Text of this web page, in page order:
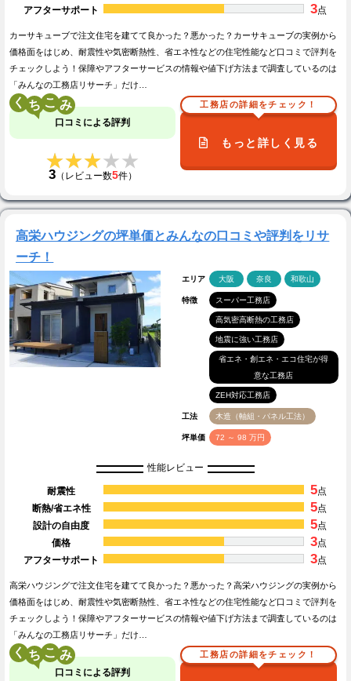
アフターサポート
3点
カーサキューブで注文住宅を建てて良かった？悪かった？カーサキューブの実例から
価格面をはじめ、耐震性や気密断熱性、省エネ性などの住宅性能など口コミで評判を
チェックしよう！保障やアフターサービスの情報や値下げ方法まで調査しているのは
「みんなの工務店リサーチ」だけ…
く こ
口コミによる評判
★★★★★
★★★★★
3（レビュー数5件）
工務店の詳細をチェック！
もっと詳しく見る
高栄ハウジングの坪単価とみんなの口コミや評判をリサ
ーチ！
エリア 大阪 奈良 和歌山
特徴 スーパー工務店
高気密高断熱の工務店
地震に強い工務店
省エネ・創エネ・エコ住宅が得
意な工務店
ZEH対応工務店
工法 木造（軸組・パネル工法）
坪単価 72 ～ 98 万円
性能レビュー
耐震性 5点
断熱/省エネ性
5点
設計の自由度
5点
価格
3点
アフターサポート
3点
高栄ハウジングで注文住宅を建てて良かった？悪かった？高栄ハウジングの実例から
価格面をはじめ、耐震性や気密断熱性、省エネ性などの住宅性能など口コミで評判を
チェックしよう！保障やアフターサービスの情報や値下げ方法まで調査しているのは
「みんなの工務店リサーチ」だけ…
く こ
口コミによる評判
工務店の詳細をチェック！